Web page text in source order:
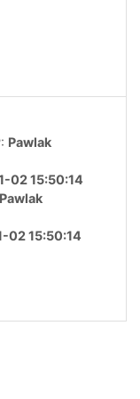
Pawlak
02 15:50:14
Pawlak
02 15:50:14